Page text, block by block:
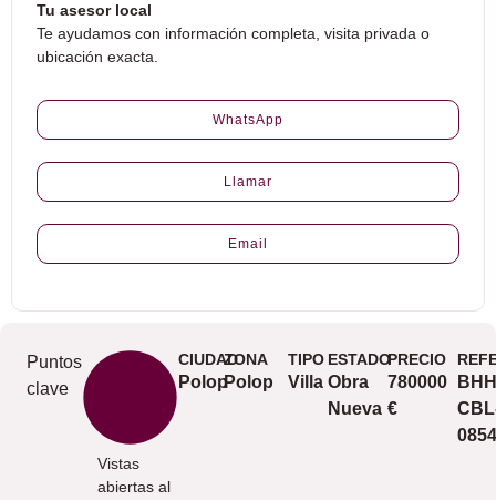
Tu asesor local
Te ayudamos con información completa, visita privada o
ubicación exacta.
WhatsApp
Llamar
Email
Puntos
clave
Vistas
abiertas al
CIUDAD
Polop
ZONA
Polop
TIPO
Villa
ESTADO
Obra
Nueva
PRECIO
780000
€
0854